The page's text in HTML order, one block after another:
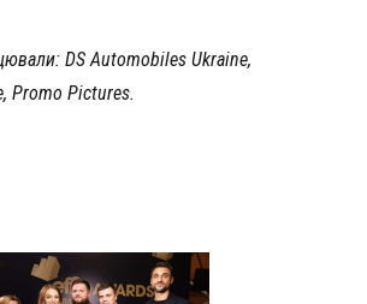
DS Automobiles Ukraine,
Promo Pictures.